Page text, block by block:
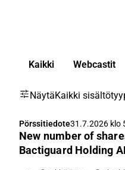
Kaikki Webcastit
NäytäKaikki
Pörssitiedote31.7.2026 klo
New number of
Bactiguard Holding